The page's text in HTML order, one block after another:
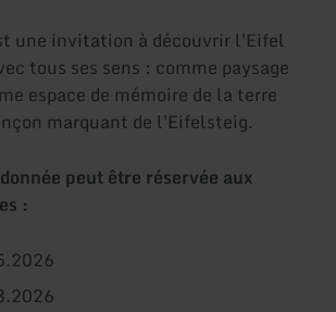
une invitation à découvrir l'Eifel
tous ses sens : comme paysage
espace de mémoire de la terre
marquant de l'Eifelsteig.
peut être réservée aux
: